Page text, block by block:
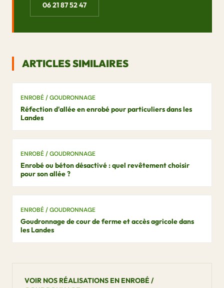
06 21 87 52 47
ARTICLES SIMILAIRES
ENROBÉ / GOUDRONNAGE
Réfection d'allée en enrobé pour particuliers dans les
Landes
ENROBÉ / GOUDRONNAGE
Enrobé ou béton désactivé : quel revêtement choisir
pour son allée ?
ENROBÉ / GOUDRONNAGE
Goudronnage de cour de ferme et accès agricole dans
les Landes
VOIR NOS RÉALISATIONS EN ENROBÉ /